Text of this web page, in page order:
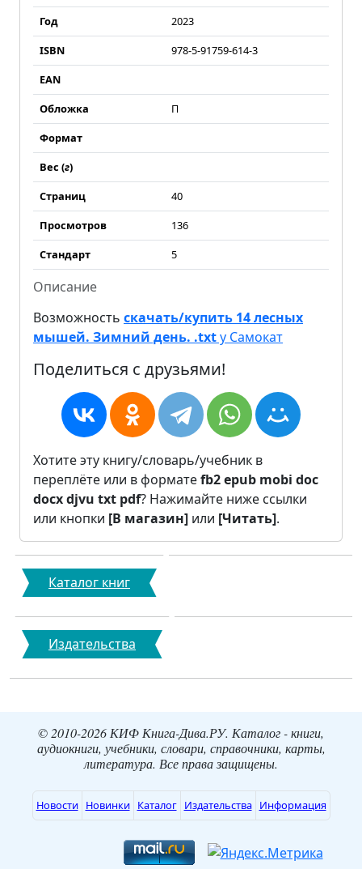
Год
2023
ISBN
978-5-91759-614-3
EAN
Обложка
П
Формат
Вес (г)
Страниц
40
Просмотров
136
Стандарт
5
Описание
Возможность скачать/купить 14 лесных
мышей. Зимний день. .txtу Самокат
Поделиться с друзьями!
Хотите эту книгу/словарь/учебник в
переплёте или в форматеfb2epub mobi doc
docxdjvu txt pdf? Нажимайте ниже ссылки
или кнопки [В магазин] или [Читать].
Каталог книг
Издательства
© 2010-2026 КИФ Книга-Дива.РУ. Каталог - книги,
аудиокниги, учебники, словари, справочники, карты,
литература. Все права защищены.
Новости Новинки Каталог Издательства Информация